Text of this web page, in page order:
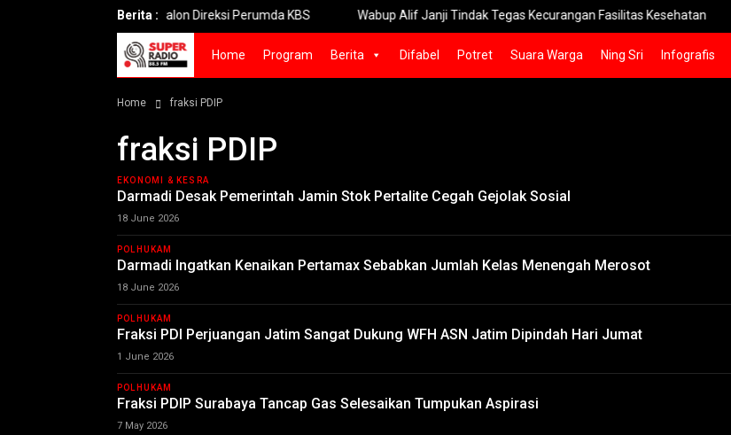
Berita :
Seleksi 24 Calon Direksi Perumda KBS Wabup Alif Janji Tindak Tegas Kecurangan Fasilitas Kesehatan PWI
Home Program Berita Difabel Potret Suara Warga Ning Sri Infografis
Home fraksi PDIP
fraksi PDIP
EKONOMI & KESRA
Darmadi Desak Pemerintah Jamin Stok Pertalite Cegah Gejolak Sosial
18 June 2026
POLHUKAM
Darmadi Ingatkan Kenaikan Pertamax Sebabkan Jumlah Kelas Menengah Merosot
18 June 2026
POLHUKAM
Fraksi PDI Perjuangan Jatim Sangat Dukung WFH ASN Jatim Dipindah Hari Jumat
1 June 2026
POLHUKAM
Fraksi PDIP Surabaya Tancap Gas Selesaikan Tumpukan Aspirasi
7 May 2026